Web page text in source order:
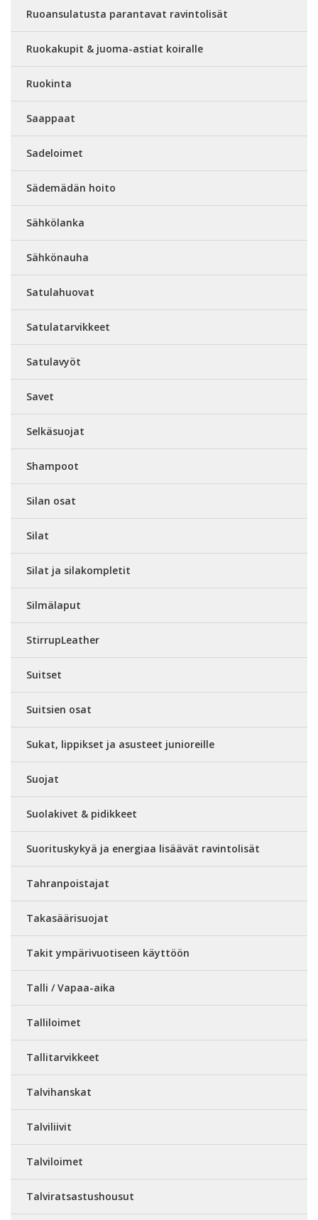
Ruoansulatusta parantavat ravintolisät
Ruokakupit & juoma-astiat koiralle
Ruokinta
Saappaat
Sadeloimet
Sädemädän hoito
Sähkölanka
Sähkönauha
Satulahuovat
Satulatarvikkeet
Satulavyöt
Savet
Selkäsuojat
Shampoot
Silan osat
Silat
Silat ja silakompletit
Silmälaput
StirrupLeather
Suitset
Suitsien osat
Sukat, lippikset ja asusteet junioreille
Suojat
Suolakivet & pidikkeet
Suorituskykyä ja energiaa lisäävät ravintolisät
Tahranpoistajat
Takasäärisuojat
Takit ympärivuotiseen käyttöön
Talli / Vapaa-aika
Talliloimet
Tallitarvikkeet
Talvihanskat
Talviliivit
Talviloimet
Talviratsastushousut